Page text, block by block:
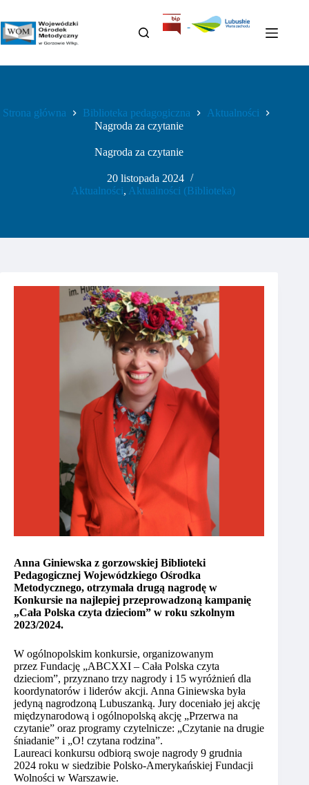
treści
Strona główna Biblioteka pedagogiczna
Aktualności
Nagroda za czytanie
Nagroda za czytanie
20 listopada 2024
Aktualności, Aktualności (Biblioteka)
Anna Giniewska z gorzowskiej Biblioteki
Pedagogicznej Wojewódzkiego Ośrodka
Metodycznego, otrzymała drugą nagrodę w
Konkursie na najlepiej przeprowadzoną kampanię
„Cała Polska czyta dzieciom” w roku szkolnym
2023/2024.
W ogólnopolskim konkursie, organizowanym
przez Fundację „ABCXXI – Cała Polska czyta
dzieciom”, przyznano trzy nagrody i 15 wyróżnień dla
koordynatorów i liderów akcji. Anna Giniewska była
jedyną nagrodzoną Lubuszanką. Jury doceniało jej akcję
międzynarodową i ogólnopolską akcję „Przerwa na
czytanie” oraz programy czytelnicze: „Czytanie na drugie
śniadanie” i „O! czytana rodzina”.
Laureaci konkursu odbiorą swoje nagrody 9 grudnia
2024 roku w siedzibie Polsko-Amerykańskiej Fundacji
Wolności w Warszawie.